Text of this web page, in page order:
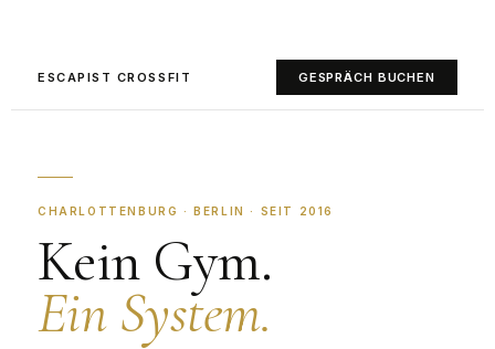
ESCAPIST CROSSFIT GESPRÄCH BUCHEN
CHARLOTTENBURG · BERLIN · SEIT 2016
Kein Gym.
Ein System.